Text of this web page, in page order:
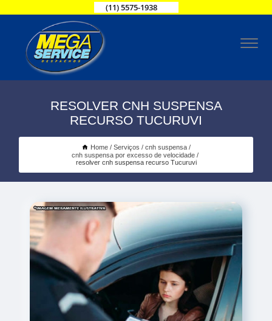
(11) 5575-1938
RESOLVER CNH SUSPENSA
RECURSO TUCURUVI
Home Serviços
cnh suspensa
cnh suspensa por excesso de velocidade
resolver cnh suspensa recurso Tucuruvi